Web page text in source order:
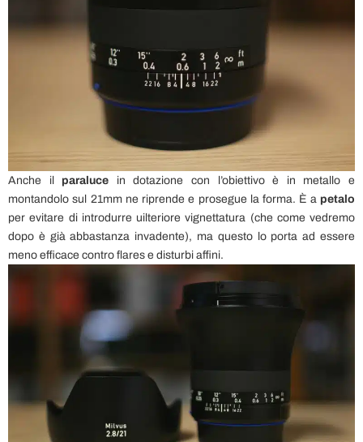
Anche il paraluce in dotazione con l’obiettivo è in metallo e
montandolo sul 21mm ne riprende e prosegue la forma. È a petalo
per evitare di introdurre uilteriore vignettatura (che come vedremo
dopo è già abbastanza invadente), ma questo lo porta ad essere
meno efficace contro flares e disturbi affini.